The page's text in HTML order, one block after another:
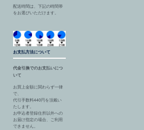
配送時間は、下記の時間帯
をお選びいただけます。
お支払方法について
代金引換でのお支払いにつ
いて
お買上金額に関わらず一律
で、
代引手数料440円を頂戴い
たします。
お申込者登録住所以外への
お届け指定の場合、ご利用
できません。